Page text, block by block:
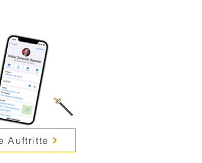
Auftritte